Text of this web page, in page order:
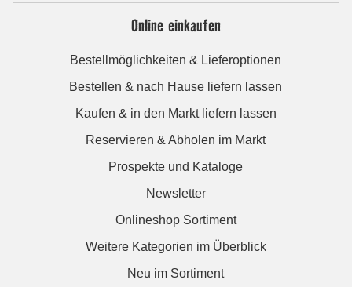
Online einkaufen
Bestellmöglichkeiten & Lieferoptionen
Bestellen & nach Hause liefern lassen
Kaufen & in den Markt liefern lassen
Reservieren & Abholen im Markt
Prospekte und Kataloge
Newsletter
Onlineshop Sortiment
Weitere Kategorien im Überblick
Neu im Sortiment